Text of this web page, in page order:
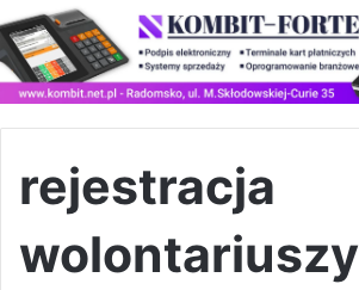
rejestracja
wolontariuszy